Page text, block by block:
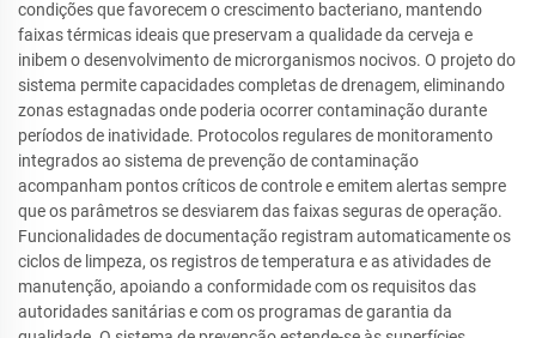
condições que favorecem o crescimento bacteriano, mantendo
faixas térmicas ideais que preservam a qualidade da cerveja e
inibem o desenvolvimento de microrganismos nocivos. O projeto do
sistema permite capacidades completas de drenagem, eliminando
zonas estagnadas onde poderia ocorrer contaminação durante
períodos de inatividade. Protocolos regulares de monitoramento
integrados ao sistema de prevenção de contaminação
acompanham pontos críticos de controle e emitem alertas sempre
que os parâmetros se desviarem das faixas seguras de operação.
Funcionalidades de documentação registram automaticamente os
ciclos de limpeza, os registros de temperatura e as atividades de
manutenção, apoiando a conformidade com os requisitos das
autoridades sanitárias e com os programas de garantia da